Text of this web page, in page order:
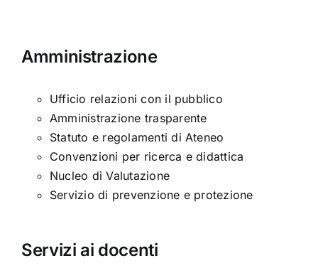
Amministrazione
Ufficio relazioni con il pubblico
Amministrazione trasparente
Statuto e regolamenti di Ateneo
Convenzioni per ricerca e didattica
Nucleo di Valutazione
Servizio di prevenzione e protezione
Servizi ai docenti